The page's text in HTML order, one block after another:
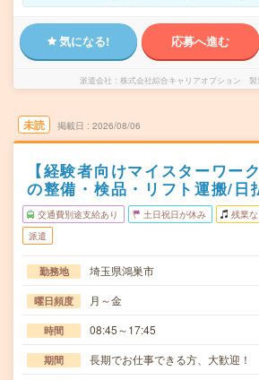
気になる! 応募へ進む
派遣会社 株式会社綜合キャリアオプション 製
未読 掲載日 2026/08/06
【経験者向けマイスターワー
の整備・検品・リフト運搬/日
交通費別途支給あり 土日祝日が休み 残業な
派遣
勤務地 埼玉県鴻巣市
曜日頻度 月～金
時間 08:45～17:45
期間 長期でお仕事できる方、大歓迎！